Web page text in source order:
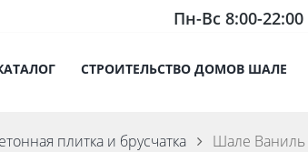
Пн-Вс 8:00-22:00
СТРОИТЕЛЬСТВО ДОМОВ ШАЛЕ
плитка и брусчатка Шале Ваниль